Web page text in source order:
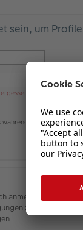
sein, um
während dieser Sitzung
anmelden zu
zuweisen.